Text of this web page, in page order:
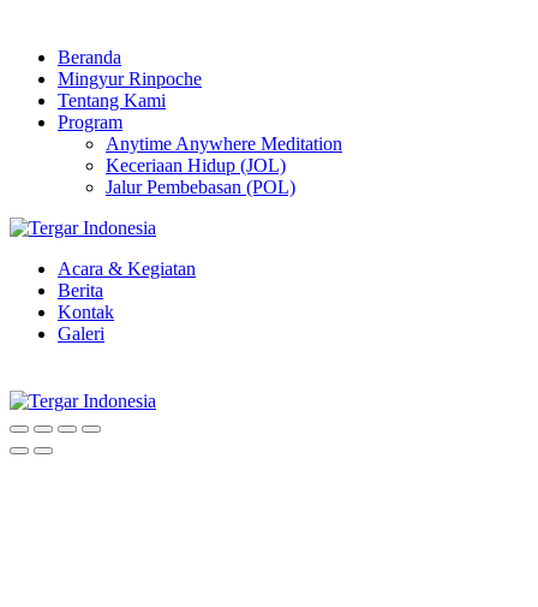
Beranda
Mingyur Rinpoche
Tentang Kami
Program
Anytime Anywhere Meditation
Keceriaan Hidup (JOL)
Jalur Pembebasan (POL)
Acara & Kegiatan
Berita
Kontak
Galeri